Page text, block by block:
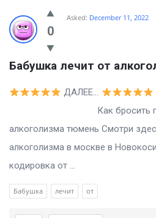
0
Asked: December 11, 2022
Бабушка лечит от
ДАЛЕЕ…
Как бросить пить?!
алкоголизма тюмень Смотри
алкоголизма в москве в
кодировка от ...
Бабушка лечит от